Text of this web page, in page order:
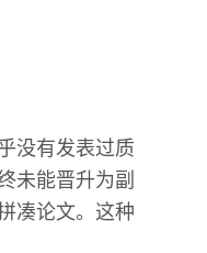
没有发表过质
未能晋升为副
凑论文。这种